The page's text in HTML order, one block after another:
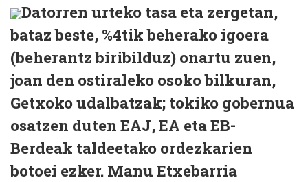
Datorren urteko tasa eta zergetan,
bataz beste, %4tik beherako igoera
(beherantz biribilduz) onartu zuen,
joan den ostiraleko osoko bilkuran,
Getxoko udalbatzak; tokiko gobernua
osatzen duten EAJ, EA eta EB-
Berdeak taldeetako ordezkarien
botoei ezker. Manu Etxebarria